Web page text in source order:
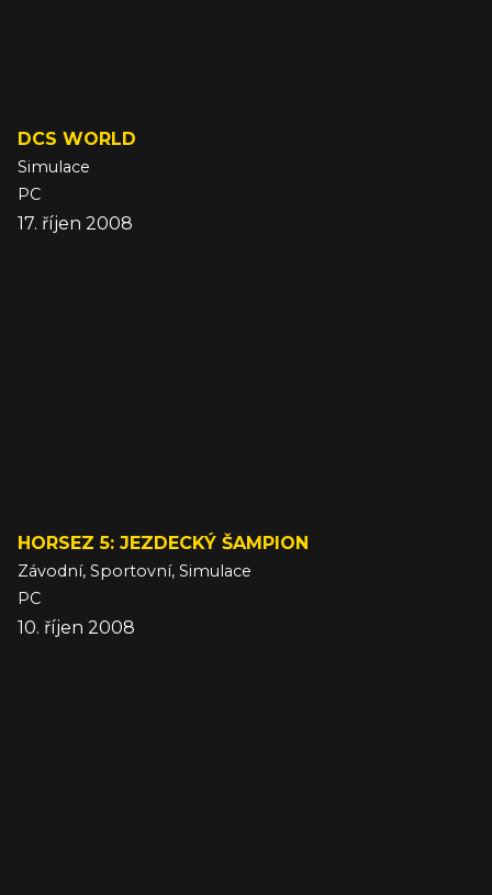
DCS WORLD
Simulace
PC
17. říjen 2008
HORSEZ 5: JEZDECKÝ ŠAMPION
Závodní, Sportovní, Simulace
PC
10. říjen 2008